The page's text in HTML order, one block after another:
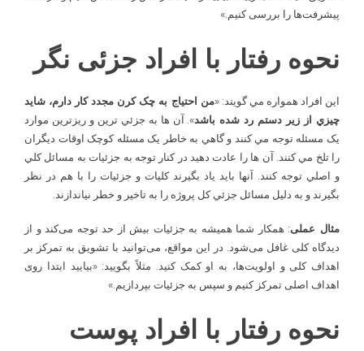
پیشرفت‌ها را بررسی کنیم.»
نحوه رفتار با افراد جزئی نگر
اين افراد همواره مي گويند: «من احتياج به چک کرن مجدد کار دارم، شايد
چيزي از زير دستم رد شده باشد». آن ها به جزئي ترين و ريزترين موارد
يک مسئله توجه مي کنند و گاهي به خاطر يک مسئله کوچک اوقات ديگران
را تلخ مي کنند. آن ها را عادت دهيد در کنار توجه به جزئيات به مسائل کلي
و اصلي توجه کنند. آنها بايد ياد بگيرند کليات و جزئيات را با هم در نظر
بگيرند و به دليل مسائل جزئي کل پروژه را به تاخير و خطر نياندازند.
مثال عملی: همکار شما همیشه به جزئیات بیش از حد توجه می‌کند و از
دیدگاه کلی غافل می‌شود. در این مواقع، می‌توانید با تشویق به تمرکز بر
اهداف کلی و اولویت‌ها، به او کمک کنید. مثلاً بگویید: «بیایید ابتدا روی
اهداف اصلی تمرکز کنیم و سپس به جزئیات بپردازیم.»
نحوه رفتار با افراد پوست